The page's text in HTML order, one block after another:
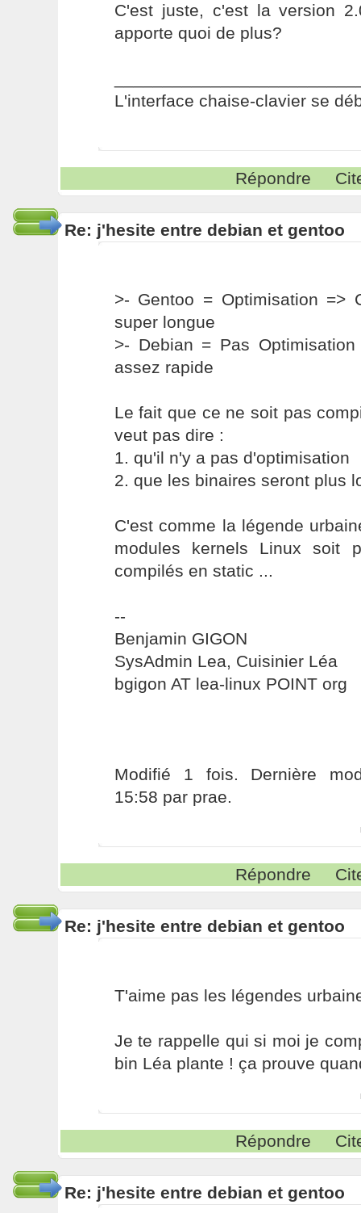
C'est juste, c'est la version
apporte quoi de plus?
L'interface chaise-clavier se
Répondre
Re: j'hesite entre debian et gentoo
>- Gentoo = Optimisation =>
super longue
>- Debian = Pas
assez rapide
Le fait que ce ne soit pas
veut pas dire :
1. qu'il n'y a pas d'optimisation
2. que les binaires seront plus
C'est comme la légende
modules kernels Linux soit
compilés en static ...
--
Benjamin GIGON
SysAdmin Lea, Cuisinier Léa
bgigon AT lea-linux POINT org
Modifié 1 fois. Dernière
15:58 par prae.
Répondre
Re: j'hesite entre debian et gentoo
T'aime pas les légendes
Je te rappelle qui si moi je
bin Léa plante ! ça prouve
Répondre
Re: j'hesite entre debian et gentoo